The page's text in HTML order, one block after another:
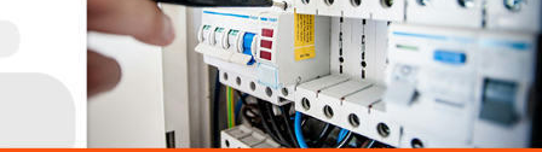
creemos en dar visibilidad: cuanto más
informado está el usuario, más seguro se siente.
– ¿Hay una fórmula para innovar? ¿Qué
consejo le darías a aquellos emprendedores